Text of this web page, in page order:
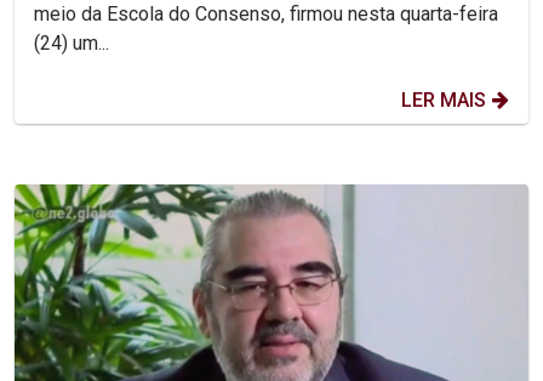
meio da Escola do Consenso, firmou nesta quarta-feira
(24) um...
LER MAIS